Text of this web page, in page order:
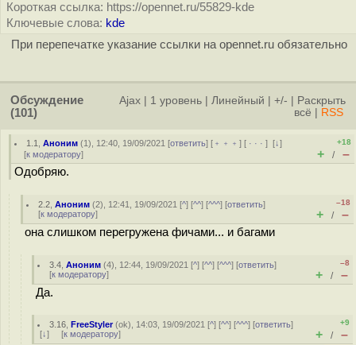
Короткая ссылка: https://opennet.ru/55829-kde
Ключевые слова: kde
При перепечатке указание ссылки на opennet.ru обязательно
Обсуждение
(101)
Ajax 1 уровень Линейный +/-
Раскрыть
всё
RSS
1.1 ,Аноним (1), 12:40, 19/09/2021 [ответить] [ ﹢﹢﹢] [ · · ·][↓]
[к модератору]
+18
+ / –
Одобряю.
2.2 ,Аноним (2), 12:41, 19/09/2021 [^] [^^] [^^^] [ответить]
[к модератору]
–18
+ / –
она слишком перегружена фичами... и багами
3.4 ,Аноним (4), 12:44, 19/09/2021 [^] [^^] [^^^] [ответить]
[к модератору]
–8
+ / –
Да.
3.16 ,FreeStyler(ok), 14:03, 19/09/2021 [^] [^^] [^^^] [ответить]
[↓] [к модератору]
+9
+ / –